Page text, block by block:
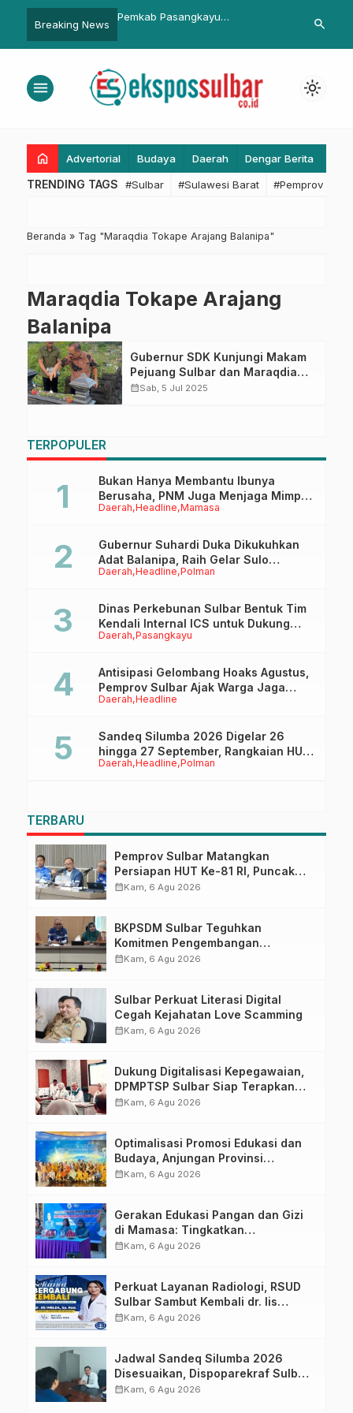
Breaking News
untuk 106.080
Pemkab Pasangkayu
Tanggap
Tangan di
search
menu light_mode
home Advertorial Budaya Daerah Dengar Berita
TRENDING TAGS #Sulbar #Sulawesi Barat #Pemprov
Beranda » Tag "Maraqdia Tokape Arajang Balanipa"
Maraqdia Tokape Arajang
Balanipa
Gubernur SDK Kunjungi Makam
Pejuang Sulbar dan Maraqdia
Tokape Arajang Balanipa
calendar_monthSab, 5 Jul 2025
TERPOPULER
Daerah Headline Mamasa
Bukan Hanya Membantu Ibunya
Berusaha, PNM Juga Menjaga Mimpi
Anaknya Untuk Menggapai Cita-Cita
Daerah Headline Polman
Gubernur Suhardi Duka Dikukuhkan
Adat Balanipa, Raih Gelar Sulo
Tappidena
Daerah Pasangkayu
Dinas Perkebunan Sulbar Bentuk Tim
Kendali Internal ICS untuk Dukung
Sertifikasi ISPO Pekebun di
Daerah Headline
Antisipasi Gelombang Hoaks Agustus,
Pemprov Sulbar Ajak Warga Jaga
Ruang Digital
Daerah Headline Polman
Sandeq Silumba 2026 Digelar 26
hingga 27 September, Rangkaian HUT
Sulbar
TERBARU
Pemprov Sulbar Matangkan
Persiapan HUT Ke-81 RI, Puncak
Upacara di Lapangan Ahmad
calendar_monthKam, 6 Agu 2026
BKPSDM Sulbar Teguhkan
Komitmen Pengembangan
Kompetensi ASN melalui
calendar_monthKam, 6 Agu 2026
Sulbar Perkuat Literasi Digital
Cegah Kejahatan Love Scamming
calendar_monthKam, 6 Agu 2026
Dukung Digitalisasi Kepegawaian,
DPMPTSP Sulbar Siap Terapkan
Aplikasi FLEKSI ASN
calendar_monthKam, 6 Agu 2026
Optimalisasi Promosi Edukasi dan
Budaya, Anjungan Provinsi
Sulawesi Barat Perkuat Kolaborasi
calendar_monthKam, 6 Agu 2026
Gerakan Edukasi Pangan dan Gizi
di Mamasa: Tingkatkan
Pengetahuan dan Keterampilan
calendar_monthKam, 6 Agu 2026
Perkuat Layanan Radiologi, RSUD
Sulbar Sambut Kembali dr. Iis
Imelda, Sp.Rad
calendar_monthKam, 6 Agu 2026
Jadwal Sandeq Silumba 2026
Disesuaikan, Dispoparekraf Sulbar
Pastikan Persiapan Tetap
calendar_monthKam, 6 Agu 2026